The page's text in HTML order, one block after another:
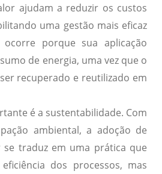
ajudam a reduzir os custos
uma gestão mais eficaz
porque sua aplicação
de energia, uma vez que o
recuperado e reutilizado em
é a sustentabilidade. Com
ambiental, a adoção de
traduz em uma prática que
dos processos, mas